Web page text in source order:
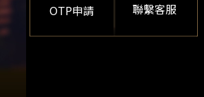
OTP申請 聯繫客服